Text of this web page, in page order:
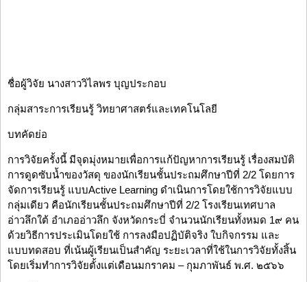
ชื่อผู้วิจัย นางสาววิไลพร บุญประกอบ
กลุ่มสาระการเรียนรู้ วิทยาศาสตร์และเทคโนโลยี
บทคัดย่อ
การวิจัยครั้งนี้ มีจุดมุ่งหมายเพื่อการแก้ปัญหาการเรียนรู้ เรื่องสมบัติ
การดูดซับน้ำของวัสดุ ของนักเรียนชั้นประถมศึกษาปีที่ 2/2 โดยการ
จัดการเรียนรู้ แบบActive Learning ดำเนินการโดยใช้การวิจัยแบบ
กลุ่มเดียว คือนักเรียนชั้นประถมศึกษาปีที่ 2/2 โรงเรียนเทศบาล
อ่าวลึกใต้ อำเภออ่าวลึก จังหวัดกระบี่ จำนวนนักเรียนทั้งหมด 1๙ คน
ด้วยวิธีการประเมินโดยใช้ การลงมือปฏิบัติจริง ใบกิจกรรม และ
แบบทดสอบ ที่เน้นผู้เรียนเป็นสำคัญ ระยะเวลาที่ใช้ในการวิจัยทั้งสิ้น
โดยเริ่มทำการวิจัยตั้งแต่เดือนมกราคม – กุมภาพันธ์ พ.ศ. ๒๕๖๖